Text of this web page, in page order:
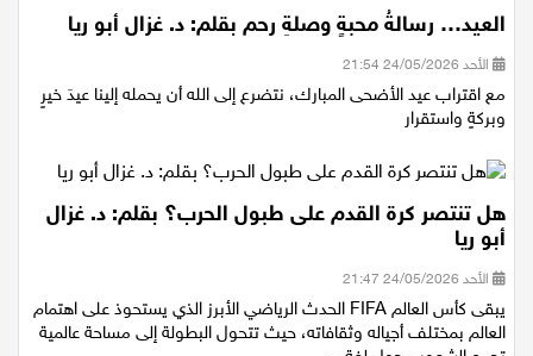
العيد… رسالةُ محبةٍ وصلةِ رحم بقلم: د. غزال أبو ريا
الأحد 24/05/2026 21:54
مع اقتراب عيد الأضحى المبارك، نتضرع إلى الله أن يحمله إلينا عيدَ خيرٍ
وبركةٍ واستقرار
هل تنتصر كرة القدم على طبول الحرب؟ بقلم: د. غزال
أبو ريا
الأحد 24/05/2026 21:47
يبقى كأس العالم FIFA الحدث الرياضي الأبرز الذي يستحوذ على اهتمام
العالم بمختلف أجياله وثقافاته، حيث تتحول البطولة إلى مساحة عالمية